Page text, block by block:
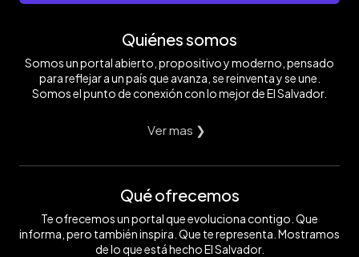
Quiénes somos
Somos un portal abierto, propositivo y moderno, pensado
para reflejar a un país que avanza, se reinventa y se une.
Somos el punto de conexión con lo mejor de El Salvador.
Ver mas ❯
Qué ofrecemos
Te ofrecemos un portal que evoluciona contigo. Que
informa, pero también inspira. Que te representa. Mostramos
de lo que está hecho El Salvador.